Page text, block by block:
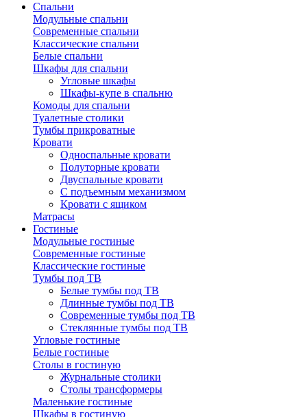
Спальни
Модульные спальни
Современные спальни
Классические спальни
Белые спальни
Шкафы для спальни
Угловые шкафы
Шкафы-купе в спальню
Комоды для спальни
Туалетные столики
Тумбы прикроватные
Кровати
Односпальные кровати
Полуторные кровати
Двуспальные кровати
С подъемным механизмом
Кровати с ящиком
Матрасы
Гостиные
Модульные гостиные
Современные гостиные
Классические гостиные
Тумбы под ТВ
Белые тумбы под ТВ
Длинные тумбы под ТВ
Современные тумбы под ТВ
Стеклянные тумбы под ТВ
Угловые гостиные
Белые гостиные
Столы в гостиную
Журнальные столики
Столы трансформеры
Маленькие гостиные
Шкафы в гостиную